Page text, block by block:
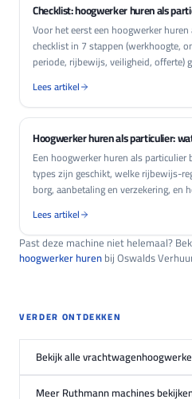
Checklist: hoogwerker huren als
Voor het eerst een hoogwerker
checklist in 7 stappen (werkhoogte,
periode, rijbewijs, veiligheid, offerte)
Lees artikel
Hoogwerker huren als particulier:
Een hoogwerker huren als
types zijn geschikt, welke rijbewijs-
borg, aanbetaling en verzekering, en
Lees artikel
Past deze machine niet helemaal?
hoogwerker hurenbij Oswalds
VERDER ONTDEKKEN
Bekijk alle
Meer Ruthmann machines